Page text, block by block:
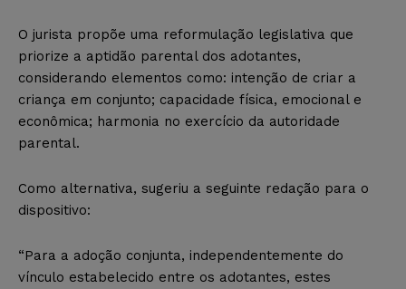
O jurista propõe uma reformulação legislativa que
priorize a aptidão parental dos adotantes,
considerando elementos como: intenção de criar a
criança em conjunto; capacidade física, emocional e
econômica; harmonia no exercício da autoridade
parental.
Como alternativa, sugeriu a seguinte redação para o
dispositivo:
“Para a adoção conjunta, independentemente do
vínculo estabelecido entre os adotantes, estes